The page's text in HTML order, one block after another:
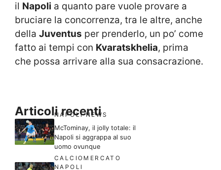
il Napoli a quanto pare vuole provare a
bruciare la concorrenza, tra le altre, anche
della Juventus per prenderlo, un po’ come
fatto ai tempi con Kvaratskhelia, prima
che possa arrivare alla sua consacrazione.
Articoli recenti
NAPOLI NEWS
McTominay, il jolly totale: il
Napoli si aggrappa al suo
uomo ovunque
CALCIOMERCATO
NAPOLI